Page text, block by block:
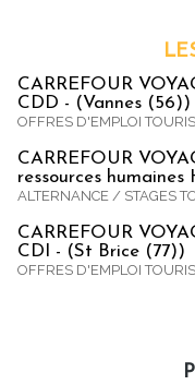
CARREFOUR
CDD - (Vannes (56))
OFFRES D'EMPLOI
CARREFOUR
ressources
ALTERNANCE / STAGES
CARREFOUR
CDI - (St Brice (77))
OFFRES D'EMPLOI